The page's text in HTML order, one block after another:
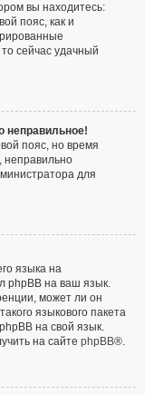
вы находитесь:
пояс, как и
сейчас удачный
неправильное!
пояс, но время
неправильно
для
языка на
phpBB на ваш язык.
может ли он
языкового пакета
на свой язык.
на сайте phpBB®.